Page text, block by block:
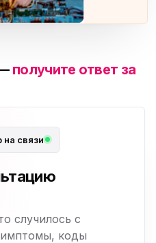
получите ответ за
на связи
случилось с
коды